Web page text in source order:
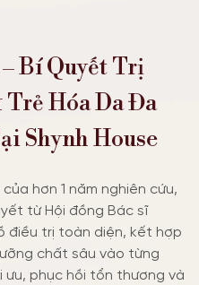
Bí Quyết Trị
Trẻ Hóa Da Đa
Shynh House
hơn 1 năm nghiên cứu,
từ Hội đồng Bác sĩ
điều trị toàn diện, kết hợp
chất sâu vào từng
phục hồi tổn thương và